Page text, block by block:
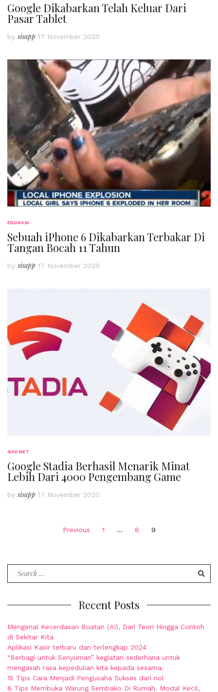
Google Dikabarkan Telah Keluar Dari
Pasar Tablet
bysisapp 17 November 2020
EDUKASI
Sebuah iPhone 6 Dikabarkan Terbakar Di
Tangan Bocah 11 Tahun
bysisapp 17 November 2020
GADGET
Google Stadia Berhasil Menarik Minat
Lebih Dari 4000 Pengembang Game
bysisapp 17 November 2020
Previous 1 … 8 9
Search
Recent Posts
Mengenal Kecerdasan Buatan (AI), Dari Teori Hingga Contoh
di Sekitar Kita
Aplikasi Kasir terbaru dan terlengkap 2024
“Berbagi untuk Senyuman” kegiatan sederhana untuk
mengasah rasa kepedulian kita kepada sesama.
15 Tips Cara Menjadi Pengusaha Sukses dari nol
6 Tips Membuka Warung Sembako Di Rumah. Modal Kecil,